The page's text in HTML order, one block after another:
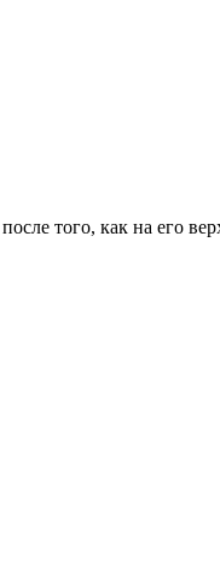
того, как на его